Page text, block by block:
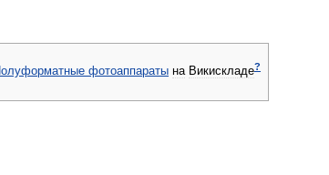
фотоаппараты на Викискладе?